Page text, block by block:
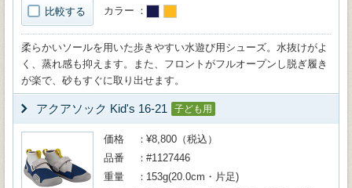
比較する
カラー
柔らかいソールを用いた歩きやすい水遊び用シューズ。水抜けがよ
く、蒸れ感も抑えます。また、フロントがフルオープンし脱ぎ履き
が楽で、砂もすぐに取り出せます。
アクアソック Kid's 16-21 子ども用
価格
¥8,800（税込）
品番
#1127446
重量
153g(20.0cm・片足)